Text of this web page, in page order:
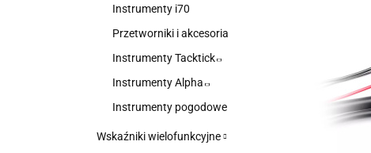
Instrumenty i70
Przetworniki i akcesoria
Instrumenty Tacktick
Instrumenty Alpha
Instrumenty pogodowe
Wskaźniki wielofunkcyjne